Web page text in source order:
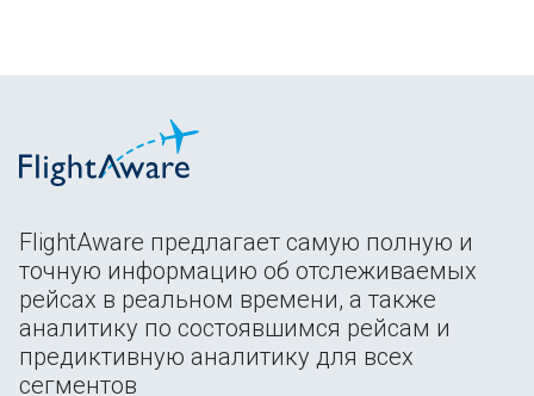
FlightAware предлагает самую полную и
точную информацию об отслеживаемых
рейсах в реальном времени, а также
аналитику по состоявшимся рейсам и
предиктивную аналитику для всех
сегментов